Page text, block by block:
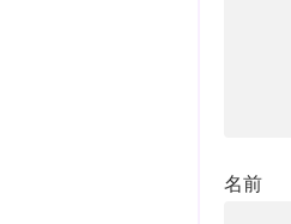
名前